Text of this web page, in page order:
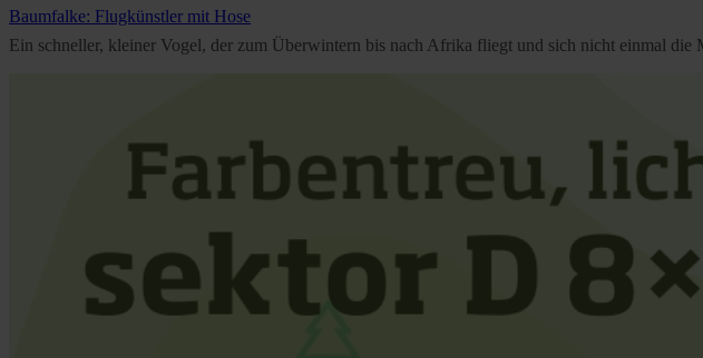
Baumfalke: Flugkünstler mit Hose
Ein schneller, kleiner Vogel, der zum Überwintern bis nach Afrika fliegt und sich nicht einmal die